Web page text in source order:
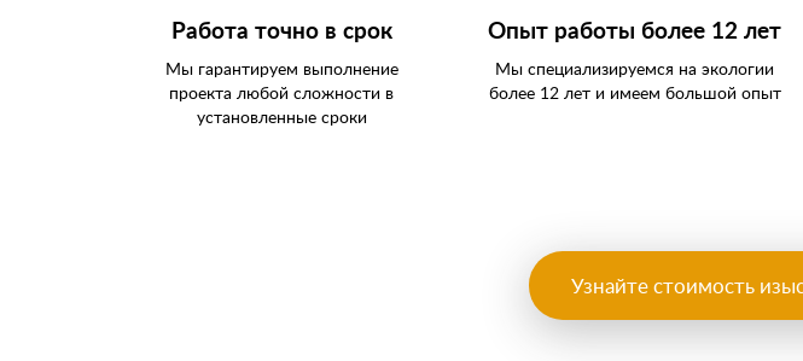
Работа точно в срок
Мы гарантируем выполнение
проекта любой сложности в
установленные сроки
Опыт работы более 12 лет
Мы специализируемся на экологии
более 12 лет и имеем большой опыт
Узнайте стоимость